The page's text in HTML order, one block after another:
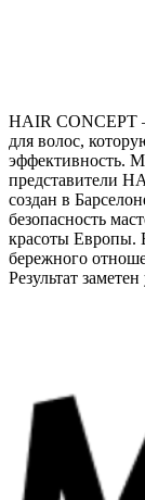
HAIR CONCEPT
для волос,
эффективность.
представители
создан в
безопасность
красоты Европы.
бережного
Результат